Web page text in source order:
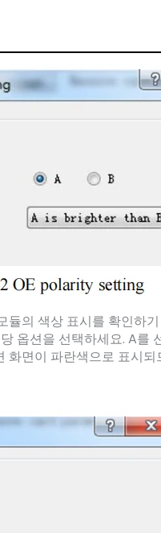
의 색상 표시를 확인하
옵션을 선택하세요. A를
화면이 파란색으로 표시